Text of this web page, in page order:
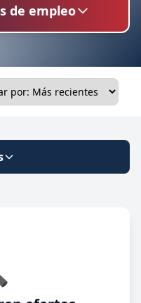
de empleo